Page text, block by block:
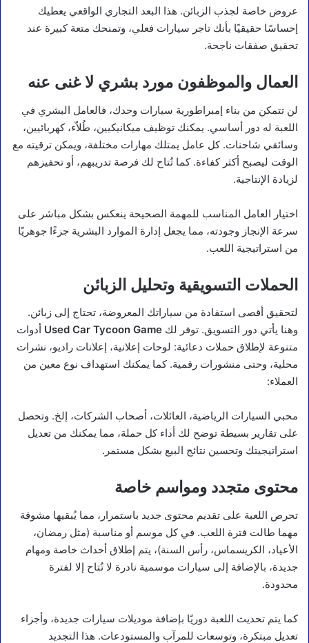
عروض خاصة لجذب الزبائن. هذا البعد التجاري الواقعي يعطيك
إحساسًا حقيقيًا بأنك تاجر سيارات فعلي، وتمنحك متعة كبيرة عند
تحقيق صفقات ناجحة.
العمال والموظفون مورد بشري لا غنى عنه
لن تتمكن من بناء إمبراطورية سيارات وحدك، فالعامل البشري في
اللعبة له دور أساسي. يمكنك توظيف ميكانيكيين، طُلاّء، كهربائيين،
وسائقي شاحنات. كل عامل يمتلك مهارات مختلفة، ويمكن ترقيته مع
الوقت ليصبح أكثر كفاءة. كما تُتاح لك فرصة تدريبهم، أو تحفيزهم
لزيادة الإنتاجية.
اختيار العامل المناسب للمهمة الصحيحة ينعكس بشكل مباشر على
سرعة الإنجاز وجودته، مما يجعل إدارة الموارد البشرية جزءًا جوهريًا
من استراتيجية اللعب.
الحملات التسويقية وتحليل الزبائن
لتحقيق أقصى استفادة من سياراتك المعروضة، تحتاج إلى زبائن.
وهنا يأتي دور التسويق. توفر لك Used Car Tycoon Game أدوات
متنوعة لإطلاق حملات دعائية: لوحات إعلانية، إعلانات راديو، نشرات
محلية، وحتى منشورات رقمية. كما يمكنك استهداف نوع معين من
العملاء:
محبي السيارات الرياضية، العائلات، أصحاب الشركات، إلخ. وتحصل
على تقارير بسيطة توضح لك أداء كل حملة، مما يمكنك من تعديل
استراتيجيتك وتحسين نتائج البيع بشكل مستمر.
محتوى متجدد ومواسم خاصة
تحرص اللعبة على تقديم محتوى جديد باستمرار، مما يُبقيها مشوقة
مهما طالت فترة اللعب. في كل موسم أو مناسبة (مثل رمضان،
الأعياد، الكريسماس، رأس السنة)، يتم إطلاق أحداث خاصة ومهام
جديدة، بالإضافة إلى سيارات موسمية نادرة لا تُتاح إلا لفترة
محدودة.
كما يتم تحديث اللعبة دوريًا بإضافة موديلات سيارات جديدة، وأجزاء
تعديل مبتكرة، وتوسعات للمرآب والمستودعات. هذا التجديد